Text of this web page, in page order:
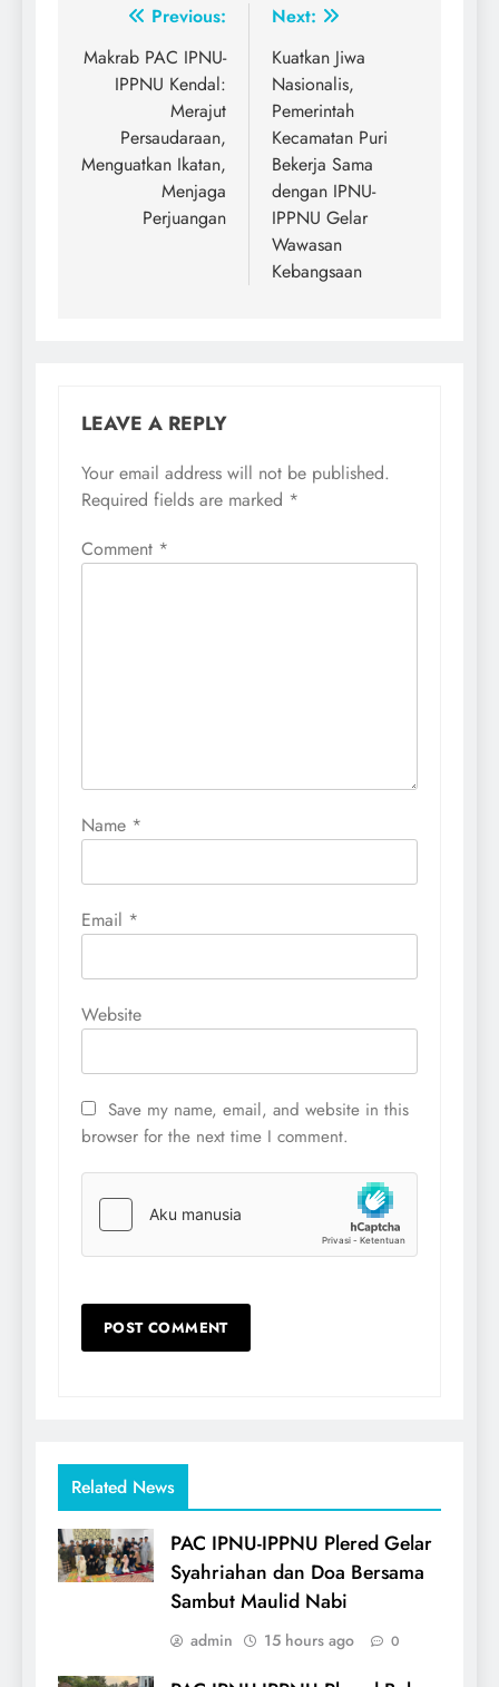
Post
navigation
Previous:
Makrab PAC IPNU-
IPPNU Kendal:
Merajut
Persaudaraan,
Menguatkan Ikatan,
Menjaga
Perjuangan
Next:
Kuatkan Jiwa
Nasionalis,
Pemerintah
Kecamatan Puri
Bekerja Sama
dengan IPNU-
IPPNU Gelar
Wawasan
Kebangsaan
LEAVE A REPLY
Your email address will not be published.
Required fields are marked *
Comment *
Name *
Email *
Website
Save my name, email, and website in this
browser for the next time I comment.
Related News
PAC IPNU-IPPNU Plered Gelar
Syahriahan dan Doa Bersama
Sambut Maulid Nabi
admin 15 hours ago 0